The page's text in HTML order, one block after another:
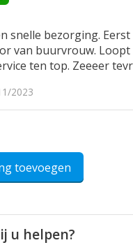
snelle bezorging.
van buurvrouw.
ten top. Zeeeer
2023
toevoegen
u helpen?